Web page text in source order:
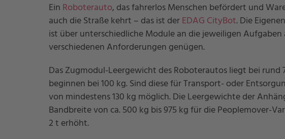
Ein Roboterauto, das fahrerlos Menschen befördert und
auch die Straße kehrt – das ist derEDAG CityBot. Die
ist über unterschiedliche Module an die jeweiligen
verschiedenen Anforderungen genügen.
Das Zugmodul-Leergewicht des Roboterautos liegt bei
beginnen bei 100 kg. Sind diese für Transport- oder
von mindestens 130 kg möglich. Die Leergewichte der
Bandbreite von ca. 500 kg bis 975 kg für die Peoplemover-
2 t erhöht.